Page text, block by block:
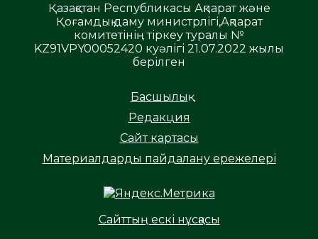
Қазақстан Республикасы Ақпарат және
Қоғамдық даму министрлігі,Ақпарат
комитетінің тіркеу туралы №
KZ91VPY00052420 куәлігі 21.07.2022 жылы
берілген
Басшылық
Редакция
Сайт картасы
Материалдарды пайдалану ережелері
Сайттың ескі нұсқасы